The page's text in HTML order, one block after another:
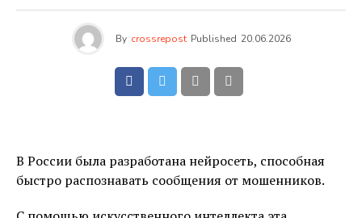
By crossrepost Published 20.06.2026
В России была разработана нейросеть, способная
быстро распознавать сообщения от мошенников.